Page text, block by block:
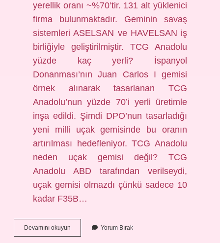
yerellik oranı ~%70’tir. 131 alt yüklenici
firma bulunmaktadır. Geminin savaş
sistemleri ASELSAN ve HAVELSAN iş
birliğiyle geliştirilmiştir. TCG Anadolu
yüzde kaç yerli? İspanyol
Donanması’nın Juan Carlos I gemisi
örnek alınarak tasarlanan TCG
Anadolu’nun yüzde 70’i yerli üretimle
inşa edildi. Şimdi DPO’nun tasarladığı
yeni milli uçak gemisinde bu oranın
artırılması hedefleniyor. TCG Anadolu
neden uçak gemisi değil? TCG
Anadolu ABD tarafından verilseydi,
uçak gemisi olmazdı çünkü sadece 10
kadar F35B…
Devamını okuyun
Anadolu
Yorum Bırak